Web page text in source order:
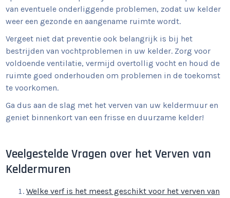
van eventuele onderliggende problemen, zodat uw kelder
weer een gezonde en aangename ruimte wordt.
Vergeet niet dat preventie ook belangrijk is bij het
bestrijden van vochtproblemen in uw kelder. Zorg voor
voldoende ventilatie, vermijd overtollig vocht en houd de
ruimte goed onderhouden om problemen in de toekomst
te voorkomen.
Ga dus aan de slag met het verven van uw keldermuur en
geniet binnenkort van een frisse en duurzame kelder!
Veelgestelde Vragen over het Verven van
Keldermuren
Welke verf is het meest geschikt voor het verven van